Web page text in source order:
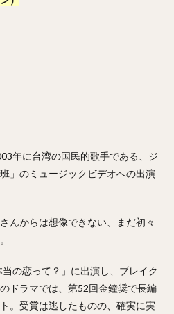
年に台湾の国民的歌手である、ジ
」のミュージックビデオへの出演
んからは想像できない、まだ初々
の恋って？」に出演し、ブレイク
ドラマでは、第52回金鐘奨で長編
。受賞は逃したものの、確実に実